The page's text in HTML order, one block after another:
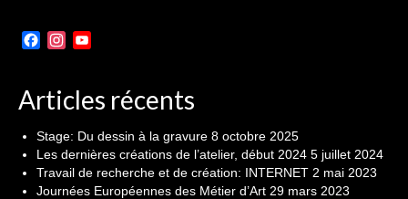
FacebookInstagram
Articles récents
Stage: Du dessin à la gravure 8 octobre 2025
Les dernières créations de l’atelier, début 2024 5 juillet 2024
Travail de recherche et de création: INTERNET 2 mai 2023
Journées Européennes des Métier d’Art 29 mars 2023